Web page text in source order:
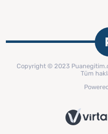
Copyright © 2023
Tüm